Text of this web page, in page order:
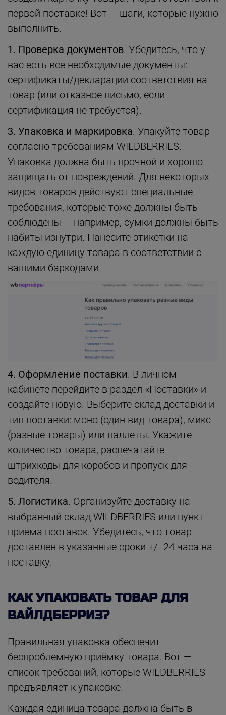
первой поставке! Вот — шаги, которые нужно
выполнить.
1. Проверка документов. Убедитесь, что у
вас есть все необходимые документы:
сертификаты/декларации соответствия на
товар (или отказное письмо, если
сертификация не требуется).
3. Упаковка и маркировка. Упакуйте товар
согласно требованиям WILDBERRIES.
Упаковка должна быть прочной и хорошо
защищать от повреждений. Для некоторых
видов товаров действуют специальные
требования, которые тоже должны быть
соблюдены — например, сумки должны быть
набиты изнутри. Нанесите этикетки на
каждую единицу товара в соответствии с
вашими баркодами.
4. Оформление поставки. В личном
кабинете перейдите в раздел «Поставки» и
создайте новую. Выберите склад доставки и
тип поставки: моно (один вид товара), микс
(разные товары) или паллеты. Укажите
количество товара, распечатайте
штрихкоды для коробов и пропуск для
водителя.
5. Логистика. Организуйте доставку на
выбранный склад WILDBERRIES или пункт
приема поставок. Убедитесь, что товар
доставлен в указанные сроки +/- 24 часа на
поставку.
КАК УПАКОВАТЬ ТОВАР ДЛЯ
ВАЙЛДБЕРРИЗ?
Правильная упаковка обеспечит
беспроблемную приёмку товара. Вот —
список требований, которые WILDBERRIES
предъявляет к упаковке.
Каждая единица товара должна быть в